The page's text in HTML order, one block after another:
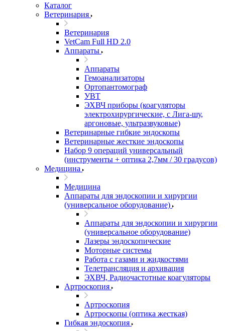
Каталог
Ветеринария
Ветеринария
VetCam Full HD 2.0
Аппараты
Аппараты
Гемоанализаторы
Ортопантомограф
УВТ
ЭХВЧ приборы (коагуляторы
электрохирургические, с Лига-шу,
аргоновые, ультразвуковые)
Ветеринарные гибкие эндоскопы
Ветеринарные жесткие эндоскопы
Набор 9 операций универсальный
(инструменты + оптика 2,7мм / 30 градусов)
Медицина
Медицина
Аппараты для эндоскопии и хирургии
(универсальное оборудование)
Аппараты для эндоскопии и хирургии
(универсальное оборудование)
Лазеры эндоскопические
Моторные системы
Работа с газами и жидкостями
Телетрансляция и архивация
ЭХВЧ, Радиочастотные коагуляторы
Артроскопия
Артроскопия
Артроскопы (оптика жесткая)
Гибкая эндоскопия